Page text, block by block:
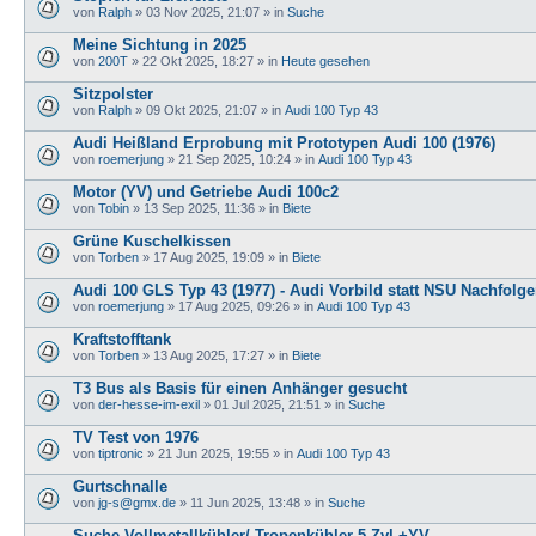
von Ralph » 03 Nov 2025, 21:07 » in Suche
Meine Sichtung in 2025
von 200T » 22 Okt 2025, 18:27 » in Heute gesehen
Sitzpolster
von Ralph » 09 Okt 2025, 21:07 » in Audi 100 Typ 43
Audi Heißland Erprobung mit Prototypen Audi 100 (1976)
von roemerjung » 21 Sep 2025, 10:24 » in Audi 100 Typ 43
Motor (YV) und Getriebe Audi 100c2
von Tobin » 13 Sep 2025, 11:36 » in Biete
Grüne Kuschelkissen
von Torben » 17 Aug 2025, 19:09 » in Biete
Audi 100 GLS Typ 43 (1977) - Audi Vorbild statt NSU
von roemerjung » 17 Aug 2025, 09:26 » in Audi 100 Typ 43
Kraftstofftank
von Torben » 13 Aug 2025, 17:27 » in Biete
T3 Bus als Basis für einen Anhänger gesucht
von der-hesse-im-exil » 01 Jul 2025, 21:51 » in Suche
TV Test von 1976
von tiptronic » 21 Jun 2025, 19:55 » in Audi 100 Typ 43
Gurtschnalle
von jg-s@gmx.de » 11 Jun 2025, 13:48 » in Suche